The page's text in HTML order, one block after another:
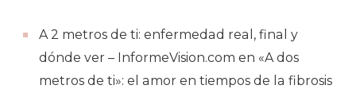
A 2 metros de ti: enfermedad real, final y
dónde ver – InformeVision.com en «A dos
metros de ti»: el amor en tiempos de la fibrosis